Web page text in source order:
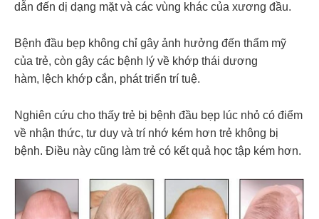
dẫn đến dị dạng mặt và các vùng khác của xương đầu.
Bệnh đầu bẹp không chỉ gây ảnh hưởng đến thẩm mỹ
của trẻ, còn gây các bệnh lý về khớp thái dương
hàm, lệch khớp cắn, phát triển trí tuệ.
Nghiên cứu cho thấy trẻ bị bệnh đầu bẹp lúc nhỏ có điểm
về nhận thức, tư duy và trí nhớ kém hơn trẻ không bị
bệnh. Điều này cũng làm trẻ có kết quả học tập kém hơn.